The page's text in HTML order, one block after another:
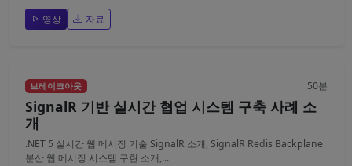
영상 자료
브레이크아웃 50분
SignalR 기반 실시간 협업 시스템 구축 사례 소
개
.NET 5 실시간 웹 메시징 기술 SignalR 소개, SignalR Redis Backplane
분산 웹 메시징 시스템 구현 소개,...